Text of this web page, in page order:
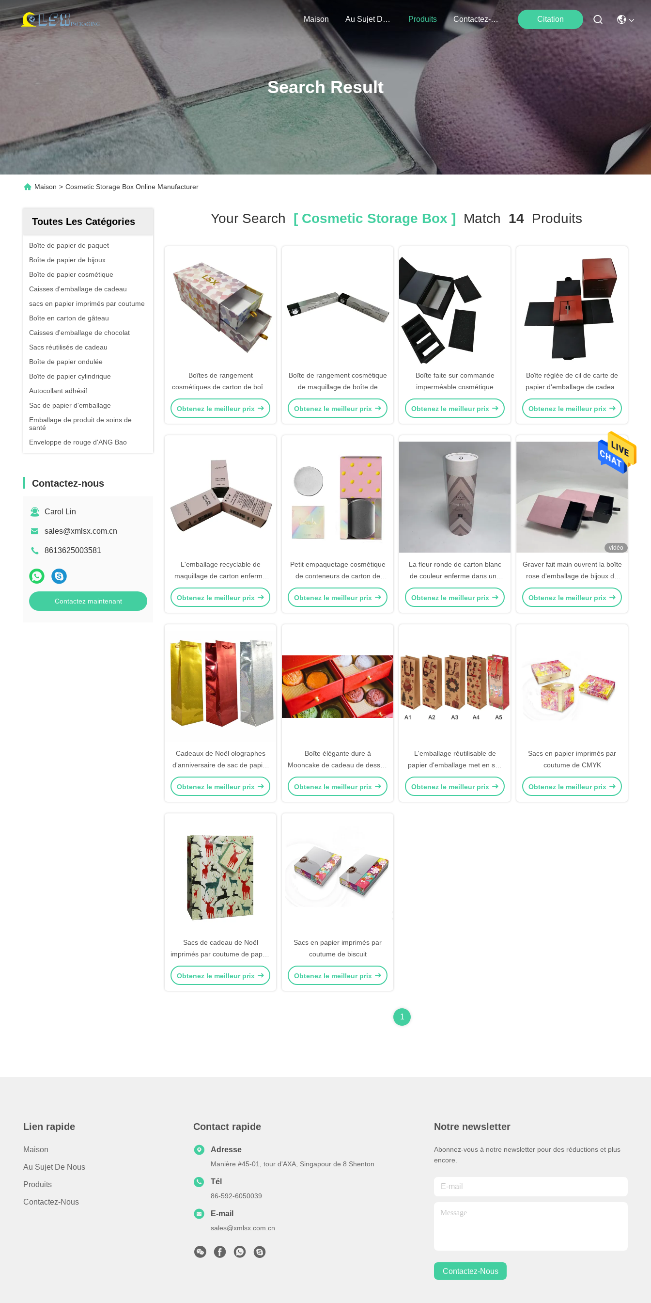
Maison Au Sujet De Nous Produits Contactez-Nous Citation
Search Result
Maison > Cosmetic Storage Box Online Manufacturer
Toutes Les Catégories
Boîte de papier de paquet
Boîte de papier de bijoux
Boîte de papier cosmétique
Caisses d'emballage de cadeau
sacs en papier imprimés par coutume
Boîte en carton de gâteau
Caisses d'emballage de chocolat
Sacs réutilisés de cadeau
Boîte de papier ondulée
Boîte de papier cylindrique
Autocollant adhésif
Sac de papier d'emballage
Emballage de produit de soins de
santé
Enveloppe de rouge d'ANG Bao
Contactez-nous
Carol Lin
sales@xmlsx.com.cn
8613625003581
Contactez maintenant
Your Search [ Cosmetic Storage Box ] Match 14Produits
Boîtes de rangement
cosmétiques de carton de boîte
de papier de brosse de rouge à
lèvres avec des tiroirs
Obtenez le meilleur prix
Boîte de rangement cosmétique
de maquillage de boîte de
papier de stratification de Matt
deux tiroirs de couche
Obtenez le meilleur prix
Boîte faite sur commande
imperméable cosmétique
écologique d'emballage de cil
de boîte de papier
Obtenez le meilleur prix
Boîte réglée de cil de carte de
papier d'emballage de cadeau
cosmétique de boîte
d'emballage de vernis à ongles
Obtenez le meilleur prix
L'emballage recyclable de
maquillage de carton enferme
dans une boîte la boîte de
papier de tiroir de deux couches
Obtenez le meilleur prix
Petit empaquetage cosmétique
de conteneurs de carton de
boîte biodégradable de
maquillage
Obtenez le meilleur prix
La fleur ronde de carton blanc
de couleur enferme dans une
boîte le papier d'art cylindrique
de boîte-cadeau
Obtenez le meilleur prix
vidéo
Graver fait main ouvrent la boîte
rose d'emballage de bijoux de
rectangle
Obtenez le meilleur prix
Cadeaux de Noël olographes
d'anniversaire de sac de papier
de caisses d'emballage de
cadeau de Champagne
Obtenez le meilleur prix
Boîte élégante dure à
Mooncake de cadeau de dessus
de secousse de boîte
d'emballage de biscuit de
Obtenez le meilleur prix
L'emballage réutilisable de
papier d'emballage met en sac
des sacs à main de cadeau de
Noël avec la poignée
Obtenez le meilleur prix
Sacs en papier imprimés par
coutume de CMYK
Obtenez le meilleur prix
Sacs de cadeau de Noël
imprimés par coutume de papier
d'emballage de sacs en papier
d'achats beaux
Obtenez le meilleur prix
Sacs en papier imprimés par
coutume de biscuit
Obtenez le meilleur prix
1
Lien rapide
Maison
Au Sujet De Nous
Produits
Contactez-Nous
Contact rapide
Adresse
Manière #45-01, tour d'AXA, Singapour de 8 Shenton
Tél
86-592-6050039
E-mail
sales@xmlsx.com.cn
Notre newsletter
Abonnez-vous à notre newsletter pour des réductions et plus
encore.
Contactez-Nous